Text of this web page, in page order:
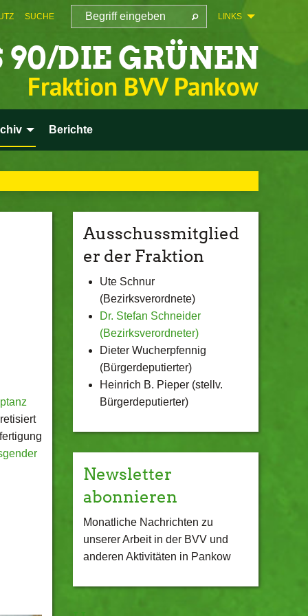
LINKS
SUCHE
90/DIE GRÜNEN
Fraktion BVV Pankow
Berichte
Ausschussmitglied
er der Fraktion
Ute Schnur
(Bezirksverordnete)
Dr. Stefan Schneider
(Bezirksverordneter)
Dieter Wucherpfennig
(Bürgerdeputierter)
Heinrich B. Pieper (stellv.
Bürgerdeputierter)
Newsletter
abonnieren
Monatliche Nachrichten zu
unserer Arbeit in der BVV und
anderen Aktivitäten in Pankow